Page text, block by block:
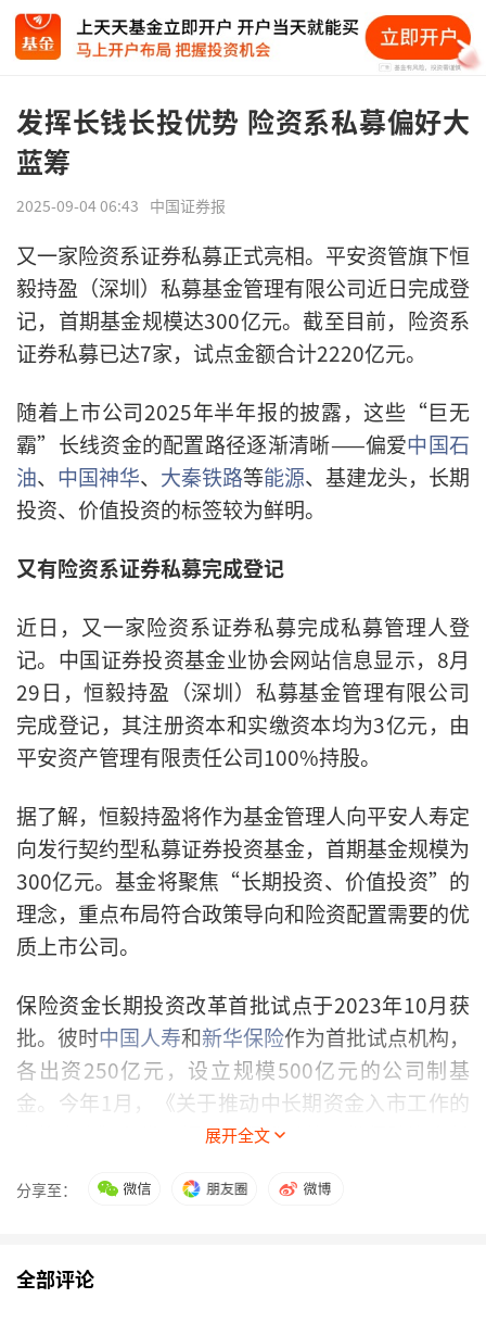
发挥长钱长投优势 险资系私募偏好大
蓝筹
2025-09-04 06:43 中国证券报
又一家险资系证券私募正式亮相。平安资管旗下恒
毅持盈（深圳）私募基金管理有限公司近日完成登
记，首期基金规模达300亿元。截至目前，险资系
证券私募已达7家，试点金额合计2220亿元。
随着上市公司2025年半年报的披露，这些“巨无
霸”长线资金的配置路径逐渐清晰——偏爱中国石
油、 中国神华、 大秦铁路等能源、基建龙头，长期
投资、价值投资的标签较为鲜明。
又有险资系证券私募完成登记
近日，又一家险资系证券私募完成私募管理人登
记。中国证券投资基金业协会网站信息显示，8月
29日，恒毅持盈（深圳）私募基金管理有限公司
完成登记，其注册资本和实缴资本均为3亿元，由
平安资产管理有限责任公司100%持股。
据了解，恒毅持盈将作为基金管理人向平安人寿定
向发行契约型私募证券投资基金，首期基金规模为
300亿元。基金将聚焦“长期投资、价值投资”的
理念，重点布局符合政策导向和险资配置需要的优
质上市公司。
保险资金长期投资改革首批试点于2023年10月获
批。彼时中国人寿和新华保险作为首批试点机构，
各出资250亿元，设立规模500亿元的公司制基
金。今年1月，《关于推动中长期资金入市工作的
实施方案》印发，提出抓紧推动第二批保险资金长
与资金规模。随后，人保寿险及人保资产
截至目前，已有7家险资系证券私募获批。保险资
展开全文
分享至：
全部评论